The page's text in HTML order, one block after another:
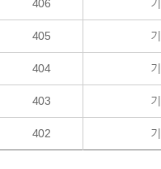
406
405
404
403
402